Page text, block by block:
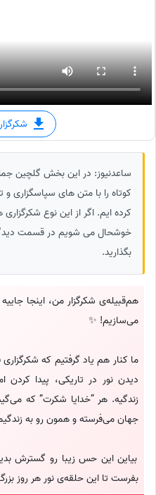
ساعدنیوز: در این بخش گلچین
کوتاه را با متن های سپاسگزاری و
کرده ایم. اگر از این نوع
خوشحال می شویم در قسمت
بگذارید.
هم‌قبیله‌ی شکرگزار من، اینجا
می‌سازیم! ✨
ما کنار هم یاد گرفتیم که
دیدن نور در تاریکی، پیدا
زندگیه. هر “خدایا شکرت” که
جهان می‌فرسته و همون رو به
بیاین این حس زیبا رو گسترش
بفرست تا این حلقه‌ی نور هر روز